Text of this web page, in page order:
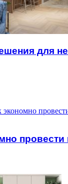
для
провести